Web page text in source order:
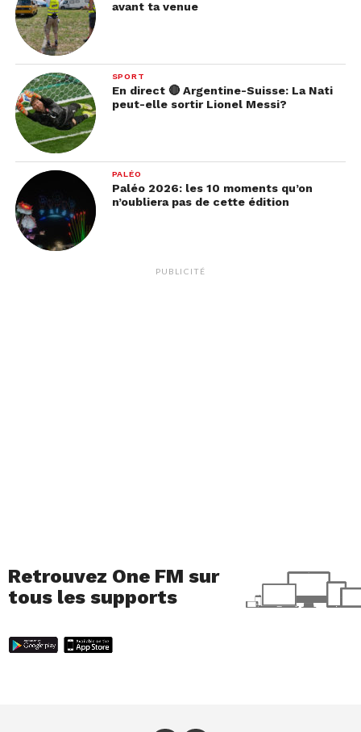
avant ta venue
SPORT
En direct 🔴 Argentine-Suisse: La Nati
peut-elle sortir Lionel Messi?
PALÉO
Paléo 2026: les 10 moments qu’on
n’oubliera pas de cette édition
PUBLICITÉ
Retrouvez One FM sur
tous les supports